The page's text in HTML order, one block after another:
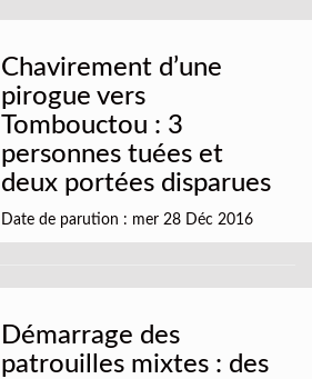
Chavirement d’une
pirogue vers
Tombouctou : 3
personnes tuées et
deux portées disparues
Date de parution : mer 28 Déc 2016
Démarrage des
patrouilles mixtes : des